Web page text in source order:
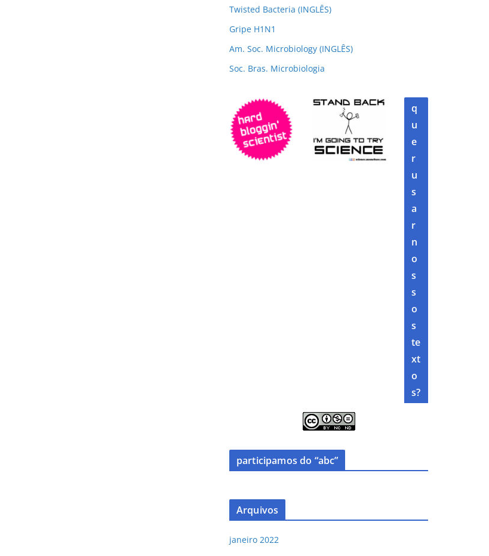
Twisted Bacteria (INGLÊS)
Gripe H1N1
Am. Soc. Microbiology (INGLÊS)
Soc. Bras. Microbiologia
q
u
e
r
u
s
a
r
n
o
s
s
o
s
te
xt
o
s?
participamos do “abc”
Arquivos
janeiro 2022